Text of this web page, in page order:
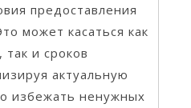
предоставления
может касаться как
и сроков
актуальную
избежать ненужных